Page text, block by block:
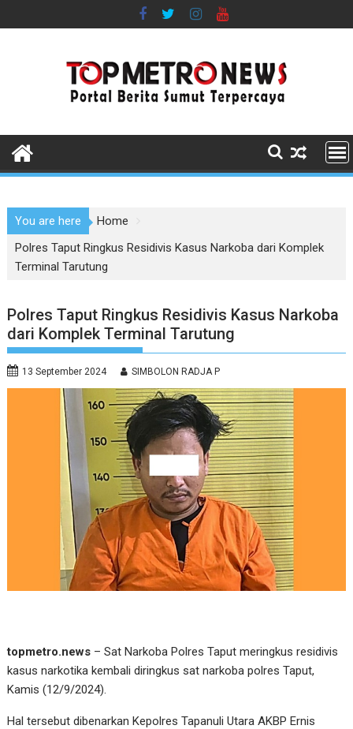
to
You are here
Home
Polres Taput Ringkus Residivis Kasus Narkoba dari Komplek
Terminal Tarutung
Polres Taput Ringkus Residivis Kasus Narkoba
dari Komplek Terminal Tarutung
13 September 2024 SIMBOLON RADJA P
topmetro.news – Sat Narkoba Polres Taput meringkus residivis
kasus narkotika kembali diringkus sat narkoba polres Taput,
Kamis (12/9/2024).
Hal tersebut dibenarkan Kepolres Tapanuli Utara AKBP Ernis